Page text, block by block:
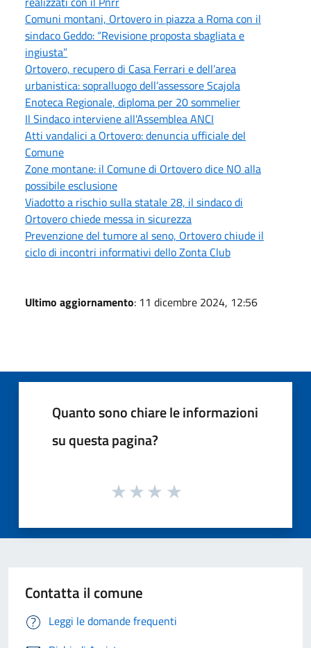
Comuni montani, Ortovero in piazza a Roma con il
sindaco Geddo: “Revisione proposta sbagliata e
ingiusta”
Ortovero, recupero di Casa Ferrari e dell’area
urbanistica: sopralluogo dell’assessore Scajola
Enoteca Regionale, diploma per 20 sommelier
Il Sindaco interviene all'Assemblea ANCI
Atti vandalici a Ortovero: denuncia ufficiale del
Comune
Zone montane: il Comune di Ortovero dice NO alla
possibile esclusione
Viadotto a rischio sulla statale 28, il sindaco di
Ortovero chiede messa in sicurezza
Prevenzione del tumore al seno, Ortovero chiude il
ciclo di incontri informativi dello Zonta Club
Ultimo aggiornamento: 11 dicembre 2024, 12:56
Quanto sono chiare le informazioni
su questa pagina?
Contatta il comune
Leggi le domande frequenti